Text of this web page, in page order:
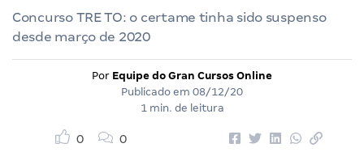
Concurso TRE TO: o certame tinha sido suspenso
desde março de 2020
Por Equipe do Gran Cursos Online
Publicado em 08/12/20
1 min. de leitura
0 0